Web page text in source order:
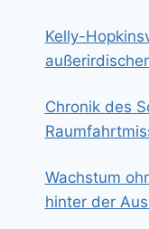
Kelly-
Chronik des
Wachstum
hinter der